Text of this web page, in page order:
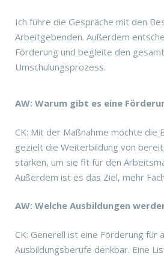
Ich führe die Gespräche mit den
Arbeitgebenden. Außerdem
Förderung und begleite den
Umschulungsprozess.
AW: Warum gibt es eine
CK: Mit der Maßnahme möchte die
gezielt die Weiterbildung von
stärken, um sie fit für den
Außerdem ist es das Ziel, mehr
AW: Welche Ausbildungen
CK: Generell ist eine Förderung für
Ausbildungsberufe denkbar. Eine